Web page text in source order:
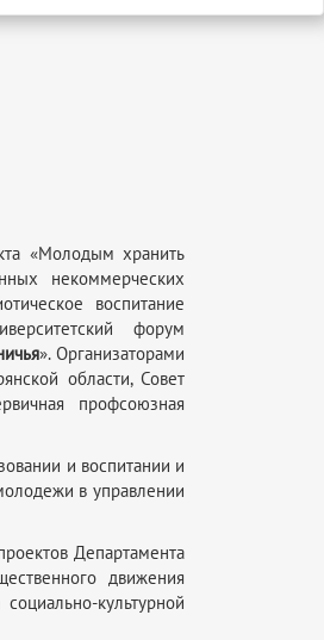
«Молодым хранить
некоммерческих
воспитание
форум
». Организаторами
области, Совет
профсоюзная
и воспитании и
в управлении
Департамента
движения
культурной